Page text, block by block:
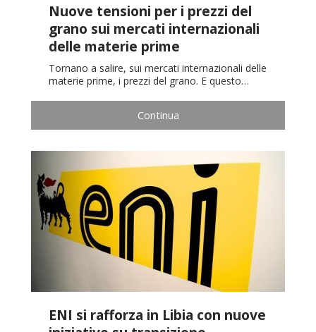
Nuove tensioni per i prezzi del
grano sui mercati internazionali
delle materie prime
Tornano a salire, sui mercati internazionali delle
materie prime, i prezzi del grano. E questo…
Continua
ENI si rafforza in Libia con nuove